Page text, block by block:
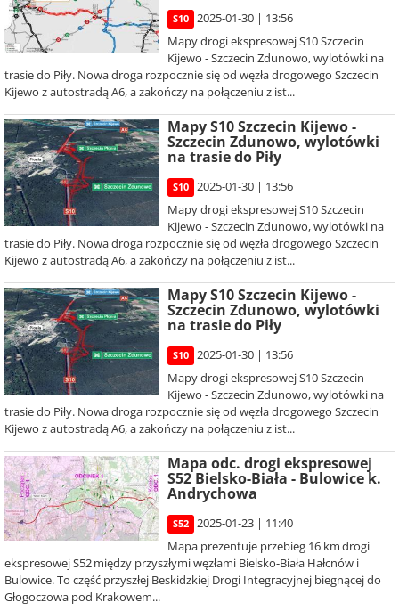
S10
2025-01-30 | 13:56
Mapy drogi ekspresowej S10 Szczecin
Kijewo - Szczecin Zdunowo, wylotówki na
trasie do Piły. Nowa droga rozpocznie się od węzła drogowego Szczecin
Kijewo z autostradą A6, a zakończy na połączeniu z ist...
Mapy S10 Szczecin Kijewo -
Szczecin Zdunowo, wylotówki
na trasie do Piły
S10
2025-01-30 | 13:56
Mapy drogi ekspresowej S10 Szczecin
Kijewo - Szczecin Zdunowo, wylotówki na
trasie do Piły. Nowa droga rozpocznie się od węzła drogowego Szczecin
Kijewo z autostradą A6, a zakończy na połączeniu z ist...
Mapy S10 Szczecin Kijewo -
Szczecin Zdunowo, wylotówki
na trasie do Piły
S10
2025-01-30 | 13:56
Mapy drogi ekspresowej S10 Szczecin
Kijewo - Szczecin Zdunowo, wylotówki na
trasie do Piły. Nowa droga rozpocznie się od węzła drogowego Szczecin
Kijewo z autostradą A6, a zakończy na połączeniu z ist...
Mapa odc. drogi ekspresowej
S52 Bielsko-Biała - Bulowice k.
Andrychowa
S52
2025-01-23 | 11:40
Mapa prezentuje przebieg 16 km drogi
ekspresowej S52 między przyszłymi węzłami Bielsko-Biała Hałcnów i
Bulowice. To część przyszłej Beskidzkiej Drogi Integracyjnej biegnącej do
Głogoczowa pod Krakowem...